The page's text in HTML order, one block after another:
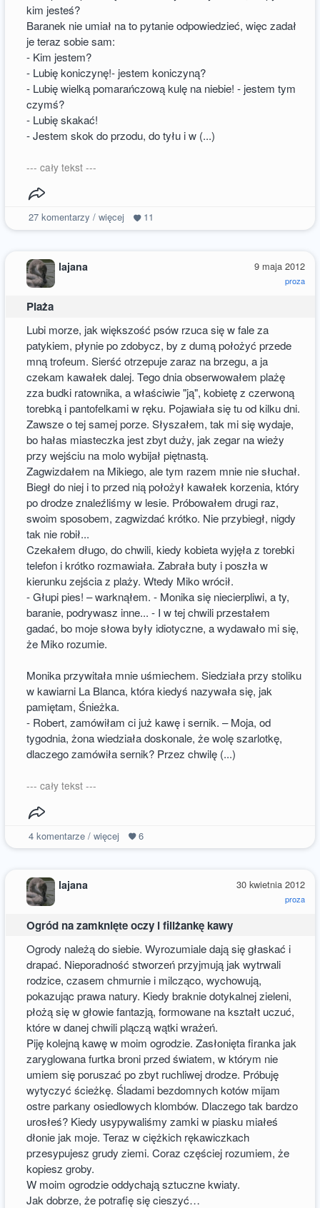
kim jesteś?
Baranek nie umiał na to pytanie odpowiedzieć, więc zadał
je teraz sobie sam:
- Kim jestem?
- Lubię koniczynę!- jestem koniczyną?
- Lubię wielką pomarańczową kulę na niebie! - jestem tym
czymś?
- Lubię skakać!
- Jestem skok do przodu, do tyłu i w (...)
--- cały tekst ---
27komentarzy / więcej 11
9 maja 2012
proza
lajana
Plaża
Lubi morze, jak większość psów rzuca się w fale za
patykiem, płynie po zdobycz, by z dumą położyć przede
mną trofeum. Sierść otrzepuje zaraz na brzegu, a ja
czekam kawałek dalej. Tego dnia obserwowałem plażę
zza budki ratownika, a właściwie "ją", kobietę z czerwoną
torebką i pantofelkami w ręku. Pojawiała się tu od kilku dni.
Zawsze o tej samej porze. Słyszałem, tak mi się wydaje,
bo hałas miasteczka jest zbyt duży, jak zegar na wieży
przy wejściu na molo wybijał piętnastą.
Zagwizdałem na Mikiego, ale tym razem mnie nie słuchał.
Biegł do niej i to przed nią położył kawałek korzenia, który
po drodze znaleźliśmy w lesie. Próbowałem drugi raz,
swoim sposobem, zagwizdać krótko. Nie przybiegł, nigdy
tak nie robił...
Czekałem długo, do chwili, kiedy kobieta wyjęła z torebki
telefon i krótko rozmawiała. Zabrała buty i poszła w
kierunku zejścia z plaży. Wtedy Miko wrócił.
- Głupi pies! – warknąłem. - Monika się niecierpliwi, a ty,
baranie, podrywasz inne... - I w tej chwili przestałem
gadać, bo moje słowa były idiotyczne, a wydawało mi się,
że Miko rozumie.
Monika przywitała mnie uśmiechem. Siedziała przy stoliku
w kawiarni La Blanca, która kiedyś nazywała się, jak
pamiętam, Śnieżka.
- Robert, zamówiłam ci już kawę i sernik. – Moja, od
tygodnia, żona wiedziała doskonale, że wolę szarlotkę,
dlaczego zamówiła sernik? Przez chwilę (...)
--- cały tekst ---
4komentarze / więcej 6
30 kwietnia 2012
proza
lajana
Ogród na zamknięte oczy i filiżankę kawy
Ogrody należą do siebie. Wyrozumiale dają się głaskać i
drapać. Nieporadność stworzeń przyjmują jak wytrwali
rodzice, czasem chmurnie i milcząco, wychowują,
pokazując prawa natury. Kiedy braknie dotykalnej zieleni,
płożą się w głowie fantazją, formowane na kształt uczuć,
które w danej chwili plączą wątki wrażeń.
Piję kolejną kawę w moim ogrodzie. Zasłonięta firanka jak
zaryglowana furtka broni przed światem, w którym nie
umiem się poruszać po zbyt ruchliwej drodze. Próbuję
wytyczyć ścieżkę. Śladami bezdomnych kotów mijam
ostre parkany osiedlowych klombów. Dlaczego tak bardzo
urosłeś? Kiedy usypywaliśmy zamki w piasku miałeś
dłonie jak moje. Teraz w ciężkich rękawiczkach
przesypujesz grudy ziemi. Coraz częściej rozumiem, że
kopiesz groby.
W moim ogrodzie oddychają sztuczne kwiaty.
Jak dobrze, że potrafię się cieszyć…